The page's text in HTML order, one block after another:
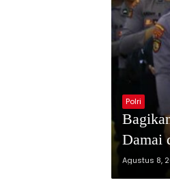
Polri
Damai
Agustus 8,